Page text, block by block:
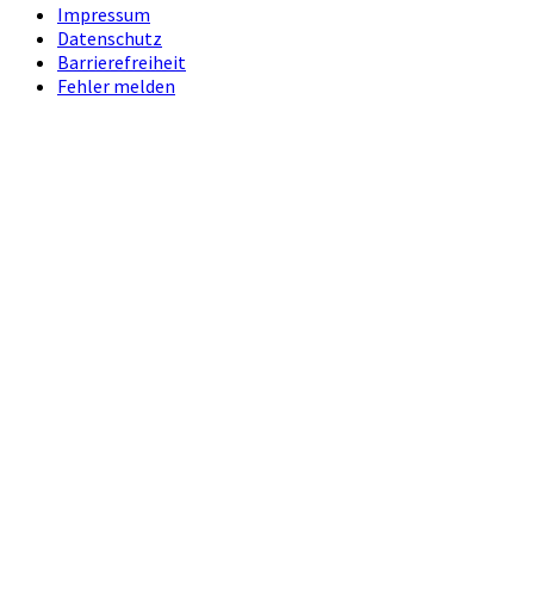
Impressum
Datenschutz
Barrierefreiheit
Fehler melden